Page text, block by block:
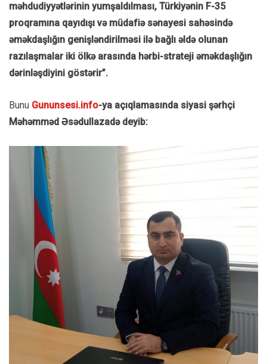
məhdudiyyətlərinin yumşaldılması, Türkiyənin F-35
proqramına qayıdışı və müdafiə sənayesi sahəsində
əməkdaşlığın genişləndirilməsi ilə bağlı əldə olunan
razılaşmalar iki ölkə arasında hərbi-strateji əməkdaşlığın
dərinləşdiyini göstərir”.
Bunu Gununsesi.info-ya açıqlamasında siyasi şərhçi
Məhəmməd Əsədullazadə deyib: